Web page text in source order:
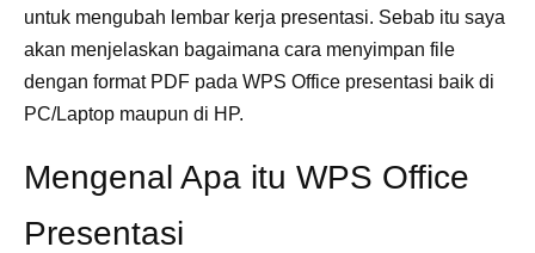
untuk mengubah lembar kerja presentasi. Sebab itu saya
akan menjelaskan bagaimana cara menyimpan file
dengan format PDF pada WPS Office presentasi baik di
PC/Laptop maupun di HP.
Mengenal Apa itu WPS Office
Presentasi